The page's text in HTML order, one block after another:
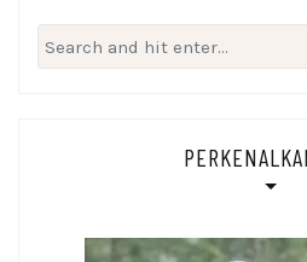
Search
for: